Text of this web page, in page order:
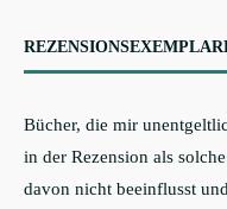
Bücher, die mir
in der Rezension als
davon nicht beeinflusst